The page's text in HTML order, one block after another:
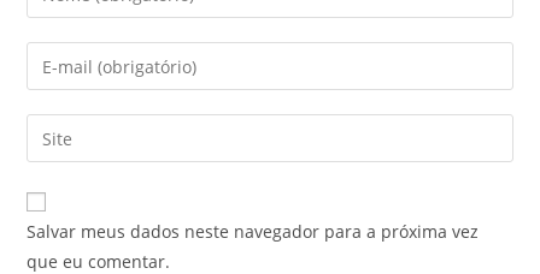
Salvar meus dados neste navegador para a próxima vez
que eu comentar.